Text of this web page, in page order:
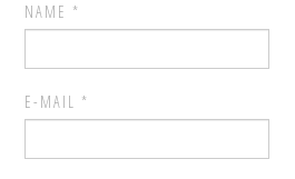
NAME *
E-MAIL *